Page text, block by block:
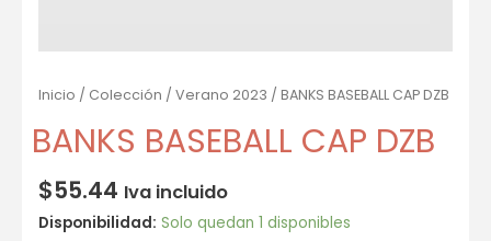
Inicio / Colección / Verano 2023 / BANKS BASEBALL CAP DZB
BANKS BASEBALL CAP DZB
$55.44 Iva incluido
Disponibilidad: Solo quedan 1 disponibles